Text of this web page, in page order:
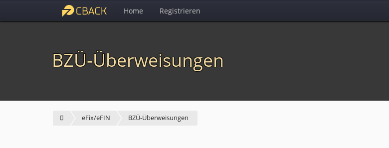
Home Registrieren
BZÜ-Überweisungen
eFix/eFIN BZÜ-Überweisungen